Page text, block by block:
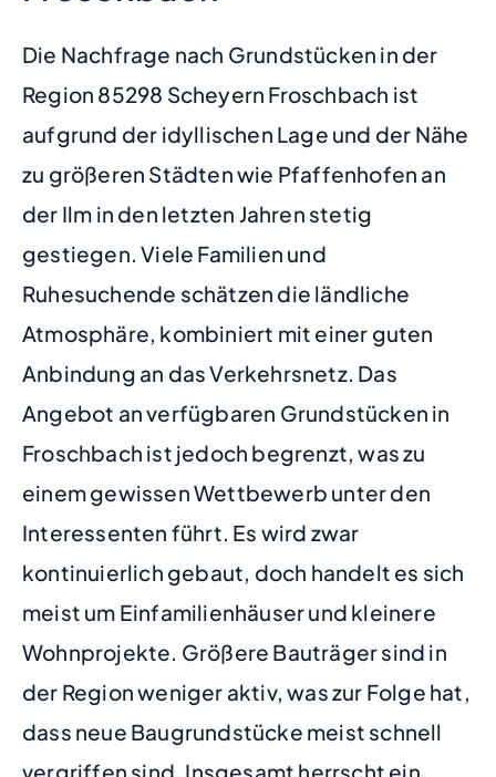
Die Nachfrage nach Grundstücken in der
Region 85298 Scheyern Froschbach ist
aufgrund der idyllischen Lage und der Nähe
zu größeren Städten wie Pfaffenhofen an
der Ilm in den letzten Jahren stetig
gestiegen. Viele Familien und
Ruhesuchende schätzen die ländliche
Atmosphäre, kombiniert mit einer guten
Anbindung an das Verkehrsnetz. Das
Angebot an verfügbaren Grundstücken in
Froschbach ist jedoch begrenzt, was zu
einem gewissen Wettbewerb unter den
Interessenten führt. Es wird zwar
kontinuierlich gebaut, doch handelt es sich
meist um Einfamilienhäuser und kleinere
Wohnprojekte. Größere Bauträger sind in
der Region weniger aktiv, was zur Folge hat,
dass neue Baugrundstücke meist schnell
vergriffen sind. Insgesamt herrscht ein